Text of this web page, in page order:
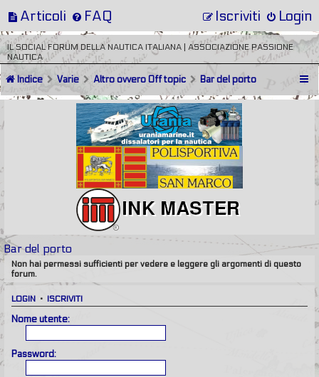
Articoli FAQ Login
Iscriviti
IL SOCIAL FORUM DELLA NAUTICA ITALIANA | ASSOCIAZIONE PASSIONE
NAUTICA
Indice Varie Altro ovvero Off topic Bar del porto
Bar del porto
Non hai permessi sufficienti per vedere e leggere gli argomenti di questo
forum.
LOGIN • ISCRIVITI
Nome utente:
Password: